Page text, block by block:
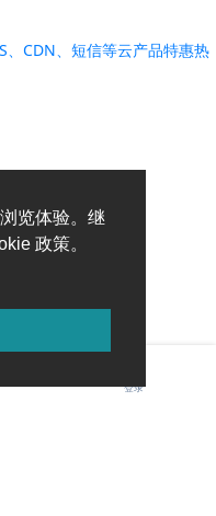
览体验。继
政策。
、CDN、短信等云产品特惠热
登录